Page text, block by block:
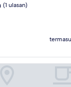
(1 ulasan)
BY